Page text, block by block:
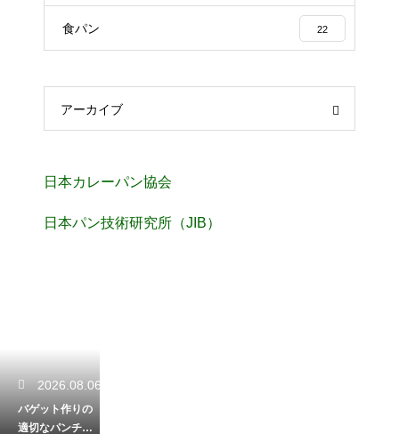
食パン 22
アーカイブ
日本カレーパン協会
日本パン技術研究所（JIB）
2026.08.06
バゲット作りの
適切なパンチの